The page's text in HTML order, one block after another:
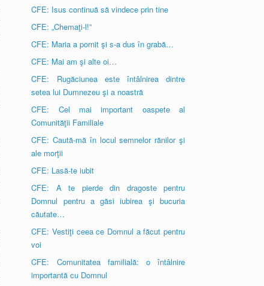
CFE: Isus continuă să vindece prin tine
CFE: „Chemaţi-l!”
CFE: Maria a pornit şi s-a dus în grabă…
CFE: Mai am şi alte oi…
CFE: Rugăciunea este întâlnirea dintre
setea lui Dumnezeu şi a noastră
CFE: Cel mai important oaspete al
Comunităţii Familiale
CFE: Caută-mă în locul semnelor rănilor şi
ale morţii
CFE: Lasă-te iubit
CFE: A te pierde din dragoste pentru
Domnul pentru a găsi iubirea şi bucuria
căutate…
CFE: Vestiţi ceea ce Domnul a făcut pentru
voi
CFE: Comunitatea familială: o întâlnire
importantă cu Domnul